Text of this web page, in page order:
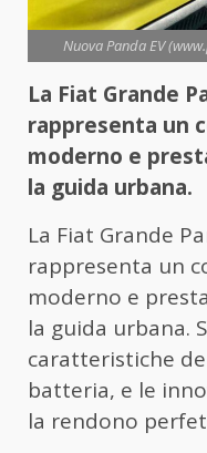
Nuova Panda EV
La Fiat Grande
rappresenta un
moderno e
la guida urbana.
La Fiat Grande
rappresenta un
moderno e
la guida urbana.
caratteristiche
batteria, e le
la rendono